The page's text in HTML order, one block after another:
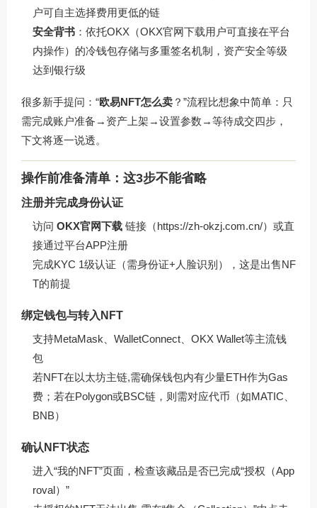
户可自主选择费用更低的链
安全背书 ：依托OKX（OKX官网下载用户可直接在平台
内操作）的冷钱包存储与多重签名机制，资产安全等级
达到银行级
很多新手提问：“欧易NFT怎么卖 ？”流程比想象中简单：只
需完成账户准备→资产上架→设置参数→等待成交四步，
下文将逐一说透。
操作前准备清单：这3步不能省略
注册并完成身份认证
访问 OKX官网下载 链接（https://zh-okzj.com.cn/）或直
接通过平台APP注册
完成KYC 1级认证（需身份证+人脸识别），这是出售NF
T的前提
绑定钱包与转入NFT
支持MetaMask、WalletConnect、OKX Wallet等主流钱
包
若NFT在以太坊主链,需确保钱包内有少量ETH作为Gas
费；若在Polygon或BSC链，则需对应代币（如MATIC、
BNB）
确认NFT状态
进入“我的NFT”页面，检查该藏品是否已完成“授权（App
roval）”